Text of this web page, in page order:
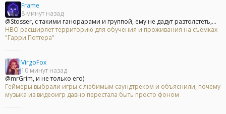
Frame
8 минут назад
@Stosser, с такими ганорарами и группой, ему не дадут разтолстеть,...
HBO расширяет территорию для обучения и проживания на съёмках
"Гарри Поттера"
VirgoFox
10 минут назад
@mrGrim, и не только его)
Геймеры выбрали игры с любимым саундтреком и объяснили, почему
музыка из видеоигр давно перестала быть просто фоном